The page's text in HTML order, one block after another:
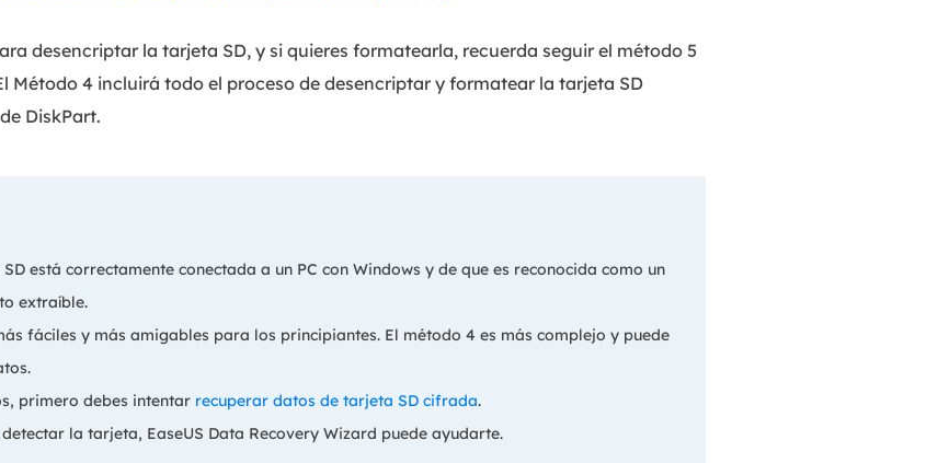
desencriptar la tarjeta SD, y si quieres formatearla, recuerda seguir el método 5
Método 4 incluirá todo el proceso de desencriptar y formatear la tarjeta SD
DiskPart.
está correctamente conectada a un PC con Windows y de que es reconocida como un
extraíble.
fáciles y más amigables para los principiantes. El método 4 es más complejo y puede
primero debes intentar recuperar datos de tarjeta SD cifrada.
la tarjeta, EaseUS Data Recovery Wizard puede ayudarte.